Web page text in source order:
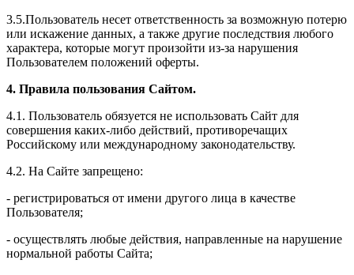
3.5.Пользователь несет ответственность за возможную потерю
или искажение данных, а также другие последствия любого
характера, которые могут произойти из-за нарушения
Пользователем положений оферты.
4. Правила пользования Сайтом.
4.1. Пользователь обязуется не использовать Сайт для
совершения каких-либо действий, противоречащих
Российскому или международному законодательству.
4.2. На Сайте запрещено:
- регистрироваться от имени другого лица в качестве
Пользователя;
- осуществлять любые действия, направленные на нарушение
нормальной работы Сайта;